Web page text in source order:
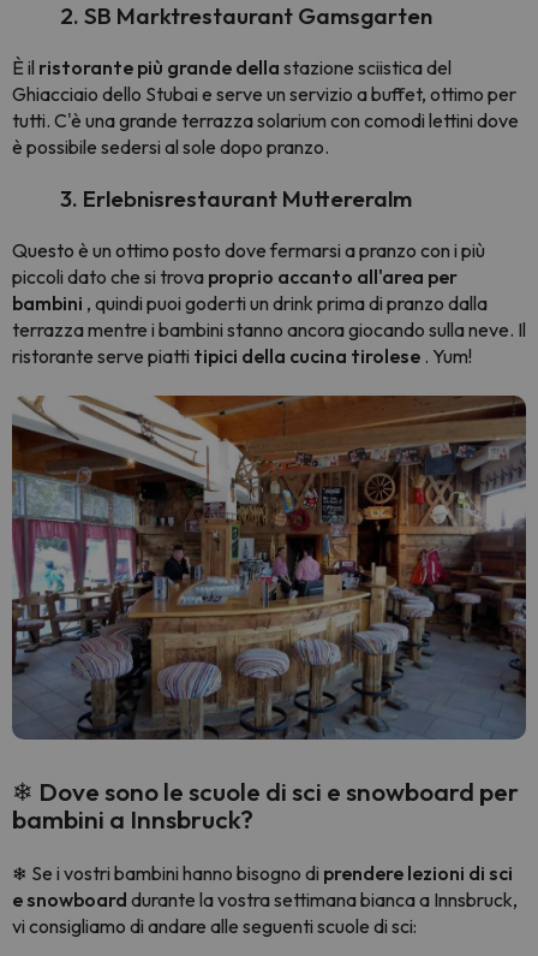
2. SB Marktrestaurant Gamsgarten
È il ristorante più grande della stazione sciistica del
Ghiacciaio dello Stubai e serve un servizio a buffet, ottimo per
tutti. C'è una grande terrazza solarium con comodi lettini dove
è possibile sedersi al sole dopo pranzo.
3. Erlebnisrestaurant Muttereralm
Questo è un ottimo posto dove fermarsi a pranzo con i più
piccoli dato che si trova proprio accanto all'area per
bambini , quindi puoi goderti un drink prima di pranzo dalla
terrazza mentre i bambini stanno ancora giocando sulla neve. Il
ristorante serve piatti tipici della cucina tirolese . Yum!
❄ Dove sono le scuole di sci e snowboard per
bambini a Innsbruck?
❄ Se i vostri bambini hanno bisogno di prendere lezioni di sci
e snowboard durante la vostra settimana bianca a Innsbruck,
vi consigliamo di andare alle seguenti scuole di sci: